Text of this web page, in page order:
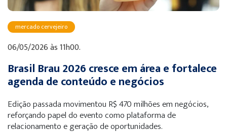
mercado cervejeiro
06/05/2026 às 11h00.
Brasil Brau 2026 cresce em área e fortalece
agenda de conteúdo e negócios
Edição passada movimentou R$ 470 milhões em negócios,
reforçando papel do evento como plataforma de
relacionamento e geração de oportunidades.